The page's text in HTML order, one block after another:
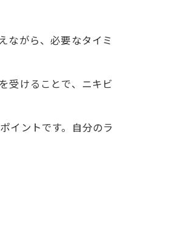
ながら、必要なタイミ
受けることで、ニキビ
イントです。自分のラ